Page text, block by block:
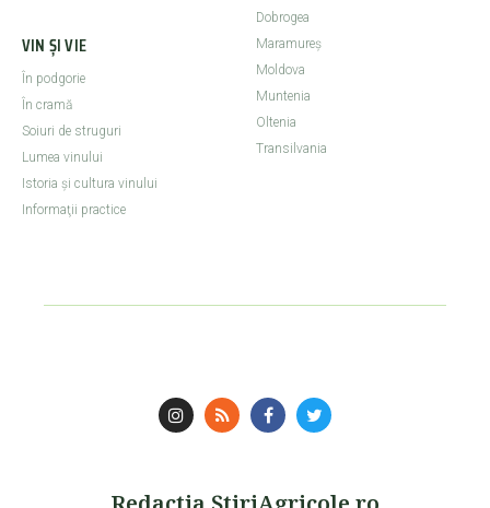
VIN ȘI VIE
În podgorie
În cramă
Soiuri de struguri
Lumea vinului
Istoria şi cultura vinului
Informaţii practice
Dobrogea
Maramureş
Moldova
Muntenia
Oltenia
Transilvania